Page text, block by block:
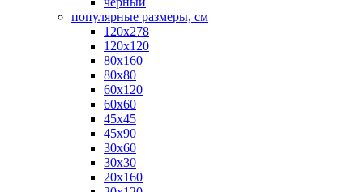
популярные размеры, см
120х278
120х120
80х160
80х80
60х120
60х60
45х45
45х90
30х60
30х30
20х160